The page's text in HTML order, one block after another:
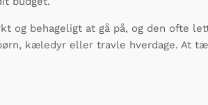
behageligt at gå på, og den ofte
kæledyr eller travle hverdage. At